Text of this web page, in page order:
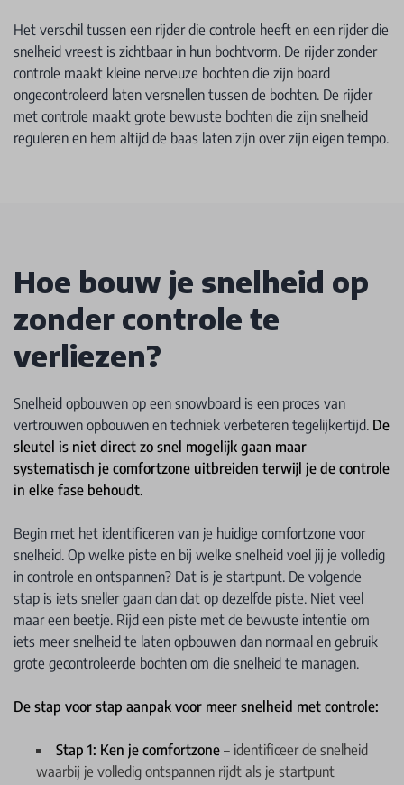
Het verschil tussen een rijder die controle heeft en een rijder die
snelheid vreest is zichtbaar in hun bochtvorm. De rijder zonder
controle maakt kleine nerveuze bochten die zijn board
ongecontroleerd laten versnellen tussen de bochten. De rijder
met controle maakt grote bewuste bochten die zijn snelheid
reguleren en hem altijd de baas laten zijn over zijn eigen tempo.
Hoe bouw je snelheid op
zonder controle te
verliezen?
Snelheid opbouwen op een snowboard is een proces van
vertrouwen opbouwen en techniek verbeteren tegelijkertijd. De
sleutel is niet direct zo snel mogelijk gaan maar
systematisch je comfortzone uitbreiden terwijl je de controle
in elke fase behoudt.
Begin met het identificeren van je huidige comfortzone voor
snelheid. Op welke piste en bij welke snelheid voel jij je volledig
in controle en ontspannen? Dat is je startpunt. De volgende
stap is iets sneller gaan dan dat op dezelfde piste. Niet veel
maar een beetje. Rijd een piste met de bewuste intentie om
iets meer snelheid te laten opbouwen dan normaal en gebruik
grote gecontroleerde bochten om die snelheid te managen.
De stap voor stap aanpak voor meer snelheid met controle:
Stap 1: Ken je comfortzone – identificeer de snelheid
waarbij je volledig ontspannen rijdt als je startpunt